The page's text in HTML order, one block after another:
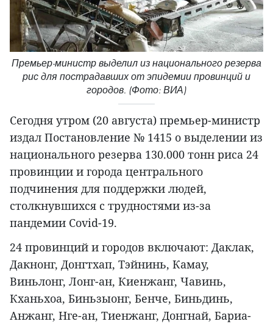
Премьер-министр выделил из национального резерва
рис для пострадавших от эпидемии провинций и
городов. (Фото: ВИА)
Сегодня утром (20 августа) премьер-министр
издал Постановление № 1415 о выделении из
национального резерва 130.000 тонн риса 24
провинции и города центрального
подчинения для поддержки людей,
столкнувшихся с трудностями из-за
пандемии Covid-19.
24 провинций и городов включают: Даклак,
Дакнонг, Донгтхап, Тэйнинь, Камау,
Виньлонг, Лонг-ан, Киенжанг, Чавинь,
Кханьхоа, Биньзыонг, Бенче, Биньдинь,
Анжанг, Нге-ан, Тиенжанг, Донгнай, Бариа-